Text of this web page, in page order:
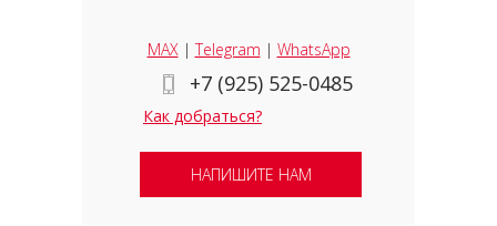
MAX|Telegram | WhatsApp
+7 (925) 525-0485
Как добраться?
НАПИШИТЕ НАМ